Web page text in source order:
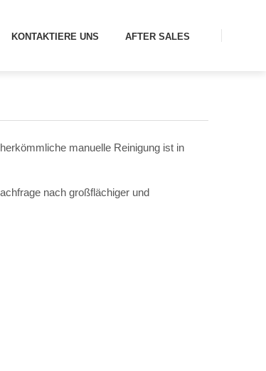
KONTAKTIERE UNS AFTER SALES
manuelle Reinigung ist in
nach großflächiger und